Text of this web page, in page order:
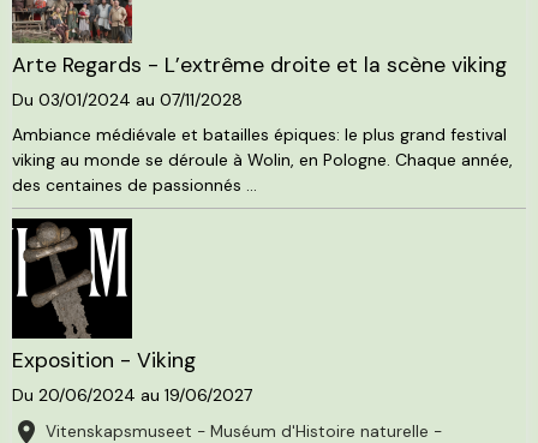
Arte Regards - L’extrême droite et la scène viking
Du 03/01/2024 au 07/11/2028
Ambiance médiévale et batailles épiques: le plus grand festival
viking au monde se déroule à Wolin, en Pologne. Chaque année,
des centaines de passionnés ...
Exposition - Viking
Du 20/06/2024 au 19/06/2027
Vitenskapsmuseet - Muséum d'Histoire naturelle -